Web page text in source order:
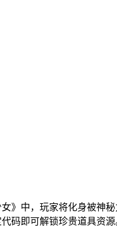
》中，玩家将化身被神
码即可解锁珍贵道具资